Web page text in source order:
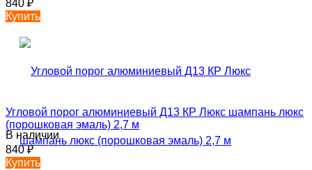
840 ₽
Купить
Угловой порог алюминиевый Д13 КР Люкс шампань люкс
(порошковая эмаль) 2,7 м
В наличии
840₽
Купить